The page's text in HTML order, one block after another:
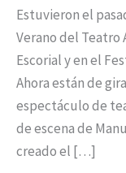
Estuvieron el
Verano del Teatro
Escorial y en el
Ahora están de
espectáculo de
de escena de
creado el […]